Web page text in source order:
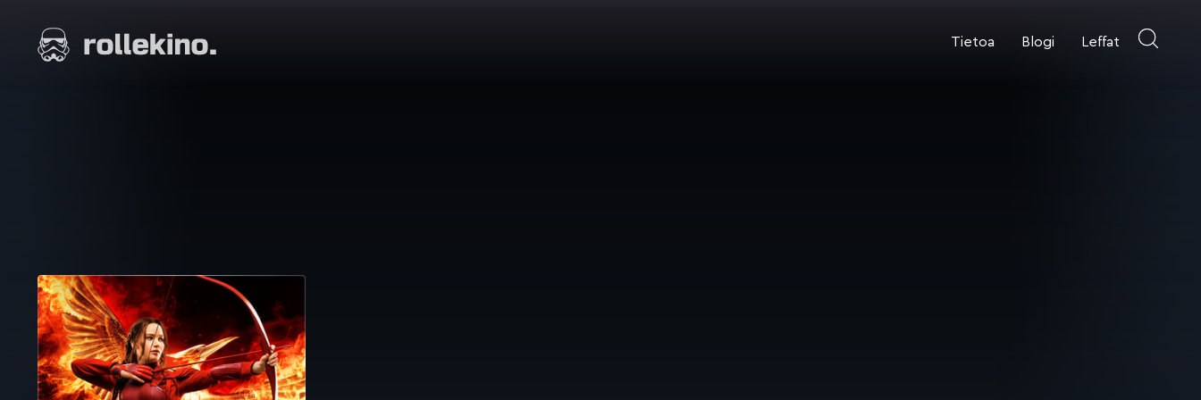
suoraan
sisältöön
Elokuvat ja elokuva-arviot | Rollekino.fi
Tietoa Blogi Leffat